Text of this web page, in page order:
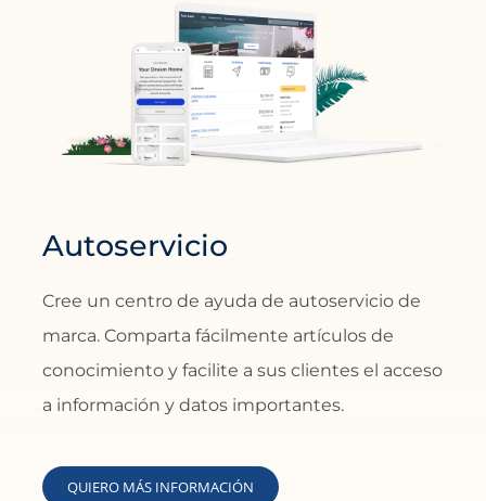
Autoservicio
Cree un centro de ayuda de autoservicio de
marca. Comparta fácilmente artículos de
conocimiento y facilite a sus clientes el acceso
a información y datos importantes.
QUIERO MÁS INFORMACIÓN